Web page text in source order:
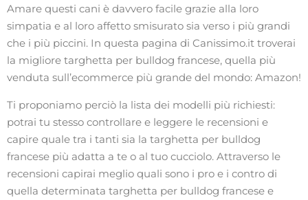
Amare questi cani è davvero facile grazie alla loro
simpatia e al loro affetto smisurato sia verso i più grandi
che i più piccini. In questa pagina di Canissimo.it troverai
la migliore targhetta per bulldog francese, quella più
venduta sull’ecommerce più grande del mondo: Amazon!
Ti proponiamo perciò la lista dei modelli più richiesti:
potrai tu stesso controllare e leggere le recensioni e
capire quale tra i tanti sia la targhetta per bulldog
francese più adatta a te o al tuo cucciolo. Attraverso le
recensioni capirai meglio quali sono i pro e i contro di
quella determinata targhetta per bulldog francese e